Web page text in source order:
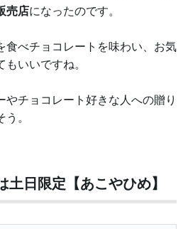
売店になったのです。
食べチョコレートを味わい、お気
いいですね。
やチョコレート好きな人への贈り
。
土日限定【あこやひめ】